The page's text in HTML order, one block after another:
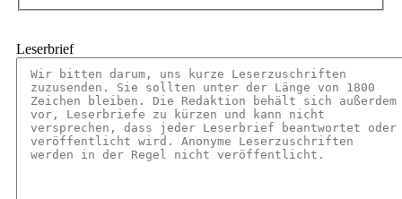
Leserbrief